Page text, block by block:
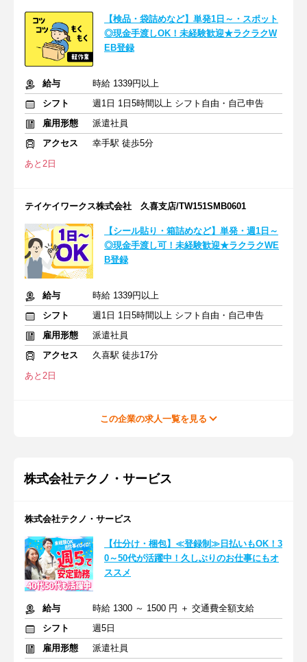
【検品・袋詰めなど】単発1日～・スポット
◎現金手渡しOK！未経験歓迎★ラクラクW
EB登録
給与
時給 1339円以上
シフト
週1日 1日5時間以上 シフト自由・自己申告
雇用形態
派遣社員
アクセス
幸手駅 徒歩5分
あと2日
テイケイワークス株式会社 久喜支店/TW151SMB0601
【シール貼り・箱詰めなど】単発・週1日～
◎現金手渡し可！未経験歓迎★ラクラクWE
B登録
給与
時給 1339円以上
シフト
週1日 1日5時間以上 シフト自由・自己申告
雇用形態
派遣社員
アクセス
久喜駅 徒歩17分
あと2日
この企業の求人一覧を見る
株式会社テクノ・サービス
株式会社テクノ・サービス
【仕分け・梱包】≪登録制≫日払いもOK！3
0～50代が活躍中！久しぶりのお仕事にもオ
ススメ
給与
時給 1300 ～ 1500 円 ＋ 交通費全額支給
シフト
週5日
雇用形態
派遣社員